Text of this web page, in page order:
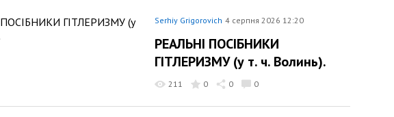
Serhiy Grigorovich 4 серпня 2026 12:20
РЕАЛЬНІ ПОСІБНИКИ
ГІТЛЕРИЗМУ (у т. ч. Волинь).
211 0 0 0